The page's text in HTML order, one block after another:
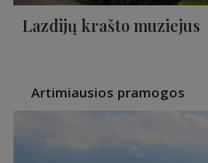
Lazdijų krašto muziejus
Artimiausios pramogos